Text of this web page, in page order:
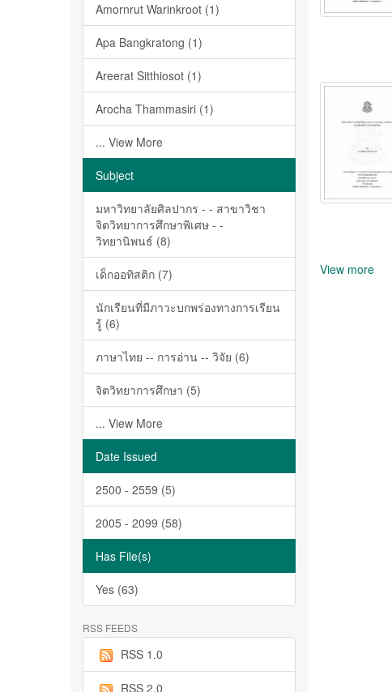
Amornrut Warinkroot (1)
Apa Bangkratong (1)
Areerat Sitthiosot (1)
Arocha Thammasiri (1)
... View More
Subject
มหาวิทยาลัยศิลปากร - - สาขาวิชา
จิตวิทยาการศึกษาพิเศษ - -
วิทยานิพนธ์ (8)
เด็กออทิสติก (7)
นักเรียนที่มีภาวะบกพร่องทางการเรียน
รู้ (6)
ภาษาไทย -- การอ่าน -- วิจัย (6)
จิตวิทยาการศึกษา (5)
... View More
Date Issued
2500 - 2559 (5)
2005 - 2099 (58)
Has File(s)
Yes (63)
RSS FEEDS
RSS 1.0
RSS 2.0
View more